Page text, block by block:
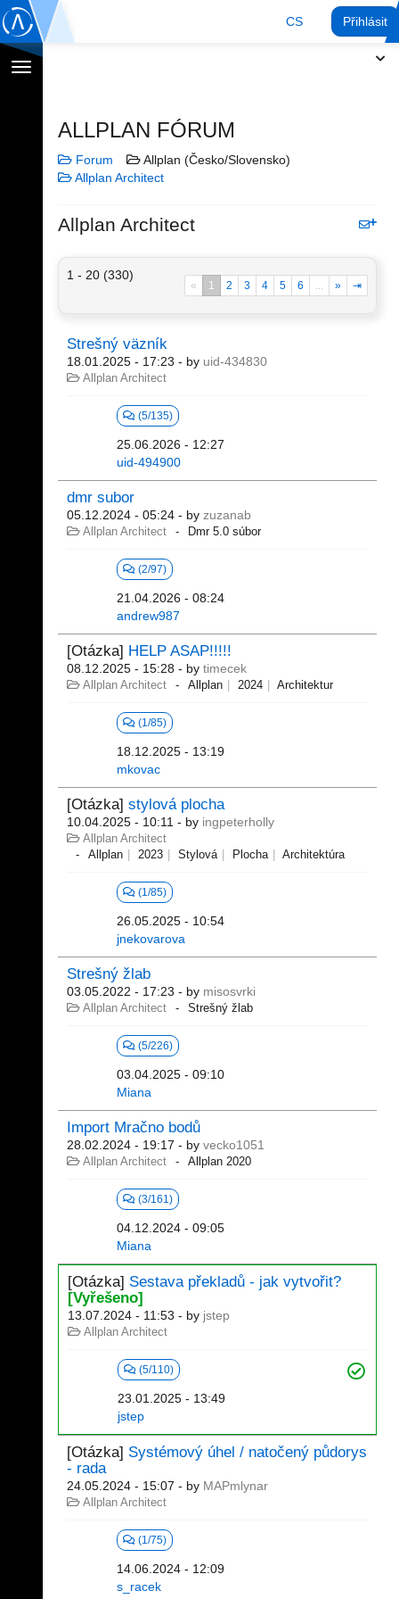
CS Přihlásit
Přepnout
ALLPLAN FÓRUM
Forum
Allplan (Česko/Slovensko)
Allplan Architect
Allplan Architect
1 - 20 (330)
« 1 2 3 4 5 6 ... » ⇥
Strešný väzník
18.01.2025 - 17:23 - by uid-434830
Allplan Architect
(5/135)
25.06.2026 - 12:27
uid-494900
dmr subor
05.12.2024 - 05:24 - by zuzanab
Allplan Architect Dmr 5.0 súbor
(2/97)
21.04.2026 - 08:24
andrew987
[Otázka] HELP ASAP!!!!!
08.12.2025 - 15:28 - by timecek
Allplan Architect Allplan 2024 Architektur
(1/85)
18.12.2025 - 13:19
mkovac
[Otázka] stylová plocha
10.04.2025 - 10:11 - by ingpeterholly
Allplan Architect
Allplan
2023 Stylová Plocha Architektúra
(1/85)
26.05.2025 - 10:54
jnekovarova
Strešný žlab
03.05.2022 - 17:23 - by misosvrki
Allplan Architect Strešný žlab
(5/226)
03.04.2025 - 09:10
Miana
Import Mračno bodů
28.02.2024 - 19:17 - by vecko1051
Allplan Architect Allplan 2020
(3/161)
04.12.2024 - 09:05
Miana
[Otázka] Sestava překladů - jak vytvořit?
[Vyřešeno]
13.07.2024 - 11:53 - by jstep
Allplan Architect
(5/110)
23.01.2025 - 13:49
jstep
[Otázka] Systémový úhel / natočený půdorys
- rada
24.05.2024 - 15:07 - by MAPmlynar
Allplan Architect
(1/75)
14.06.2024 - 12:09
s_racek